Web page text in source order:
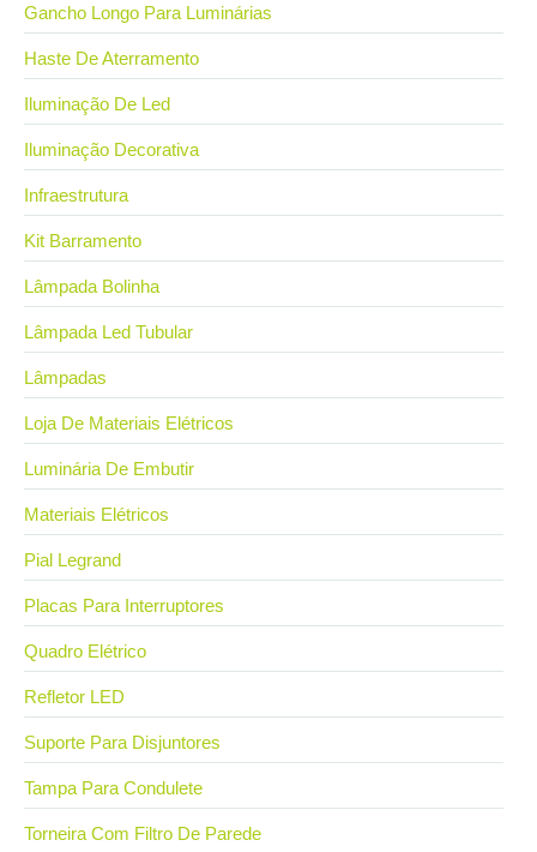
Gancho Longo Para Luminárias
Haste De Aterramento
Iluminação De Led
Iluminação Decorativa
Infraestrutura
Kit Barramento
Lâmpada Bolinha
Lâmpada Led Tubular
Lâmpadas
Loja De Materiais Elétricos
Luminária De Embutir
Materiais Elétricos
Pial Legrand
Placas Para Interruptores
Quadro Elétrico
Refletor LED
Suporte Para Disjuntores
Tampa Para Condulete
Torneira Com Filtro De Parede